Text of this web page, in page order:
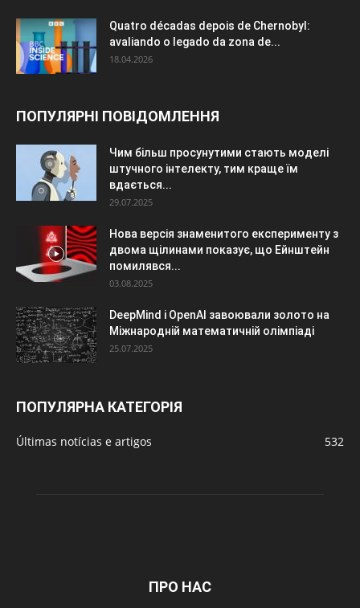
Quatro décadas depois de Chernobyl:
avaliando o legado da zona de...
18.04.2026
ПОПУЛЯРНІ ПОВІДОМЛЕННЯ
Чим більш просунутими стають моделі
штучного інтелекту, тим краще їм
вдається...
29.07.2025
Нова версія знаменитого експерименту з
двома щілинами показує, що Ейнштейн
помилявся...
03.08.2025
DeepMind і OpenAI завоювали золото на
Міжнародній математичній олімпіаді
25.07.2025
ПОПУЛЯРНА КАТЕГОРІЯ
Últimas notícias e artigos 532
ПРО НАС